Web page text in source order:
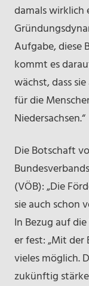
damals wirklich
Aufgabe, diese
kommt es
wächst, dass
für die
Niedersachsen.“
Die Botschaft
(VÖB): „Die
sie auch schon
In Bezug auf
er fest: „Mit der
vieles möglich.
zukünftig